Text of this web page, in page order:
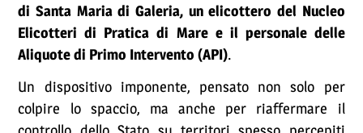
di Santa Maria di Galeria, un elicottero del Nucleo
Elicotteri di Pratica di Mare e il personale delle
Aliquote di Primo Intervento (API).
Un dispositivo imponente, pensato non solo per
colpire lo spaccio, ma anche per riaffermare il